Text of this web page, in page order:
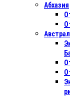
Абхазия